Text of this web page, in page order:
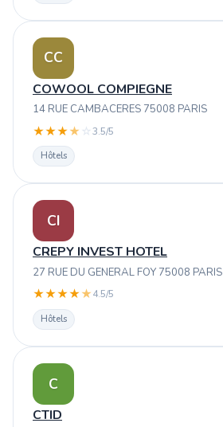
CC
COWOOL COMPIEGNE
14 RUE CAMBACERES 75008 PARIS
★★★★ ☆3.5/5
Hôtels
CI
CREPY INVEST HOTEL
27 RUE DU GENERAL FOY 75008 PARIS
★★★★★4.5/5
Hôtels
C
CTID